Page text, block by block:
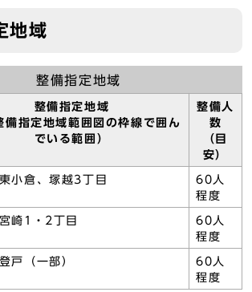
地域
整備指定地域
整備指定地域
備指定地域範囲図の枠線で囲ん
でいる範囲）
整備人
数
（目
安）
小倉、塚越3丁目
60人
程度
崎1・2丁目
60人
程度
戸（一部）
60人
程度